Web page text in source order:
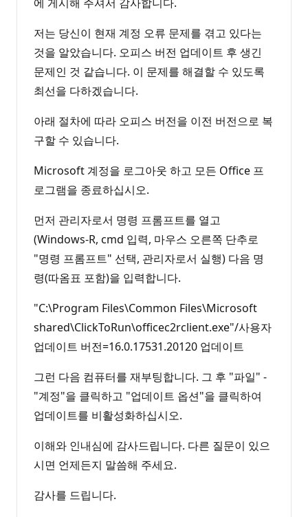
저는 당신이 현재 계정 오류 문제를 겪고 있다는
것을 알았습니다. 오피스 버전 업데이트 후 생긴
문제인 것 같습니다. 이 문제를 해결할 수 있도록
최선을 다하겠습니다.
아래 절차에 따라 오피스 버전을 이전 버전으로 복
구할 수 있습니다.
Microsoft 계정을 로그아웃 하고 모든 Office 프
로그램을 종료하십시오.
먼저 관리자로서 명령 프롬프트를 열고
(Windows-R, cmd 입력, 마우스 오른쪽 단추로
"명령 프롬프트" 선택, 관리자로서 실행) 다음 명
령(따옴표 포함)을 입력합니다.
"C:\Program Files\Common Files\Microsoft
shared\ClickToRun\officec2rclient.exe"/사용자
업데이트 버전=16.0.17531.20120 업데이트
그런 다음 컴퓨터를 재부팅합니다. 그 후 "파일" -
"계정"을 클릭하고 "업데이트 옵션"을 클릭하여
업데이트를 비활성화하십시오.
이해와 인내심에 감사드립니다. 다른 질문이 있으
시면 언제든지 말씀해 주세요.
감사를 드립니다.